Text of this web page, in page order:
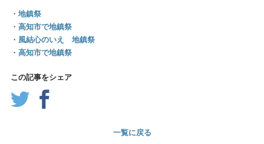
・ 地鎮祭
・ 高知市で地鎮祭
・ 風結心のいえ 地鎮祭
・ 高知市で地鎮祭
この記事をシェア
一覧に戻る